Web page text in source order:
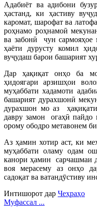
Адабиёт ва адибони
ҳастанд, ки ҳастиву
каромат, шарофат ва
роҳнамо роҳнамоӣ
ва забонӣ чун
ҳаёти дурусту комил
вуҷудаш барои башарият
Дар ҳақиқат онҳо ба
ҳидоягари арзишҳои
муҳаббати хадамоти
башарият дурахшонӣ
дурахшон мо аз
давру замон огаҳӣ пайдо
орому ободро метавонем
Аз ҳамин хотир аст, ки
муҳаббати оламу одам
канори ҳамин сарчашмаи
воя мерасему аз онҳо
садоқат ва ватандӯстиву
Интишорот дар Чеҳраҳо
Муфассал ...